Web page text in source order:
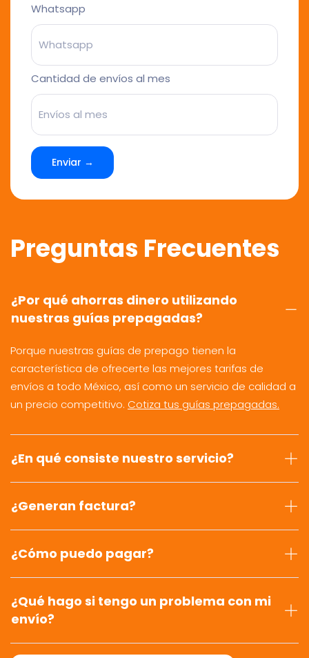
Whatsapp
Cantidad de envíos al mes
Enviar →
Preguntas Frecuentes
¿Por qué ahorras dinero utilizando
nuestras guías prepagadas?
Porque nuestras guías de prepago tienen la
característica de ofrecerte las mejores tarifas de
envíos a todo México, así como un servicio de calidad a
un precio competitivo. Cotiza tus guías prepagadas.
¿En qué consiste nuestro servicio?
¿Generan factura?
¿Cómo puedo pagar?
¿Qué hago si tengo un problema con mi
envío?